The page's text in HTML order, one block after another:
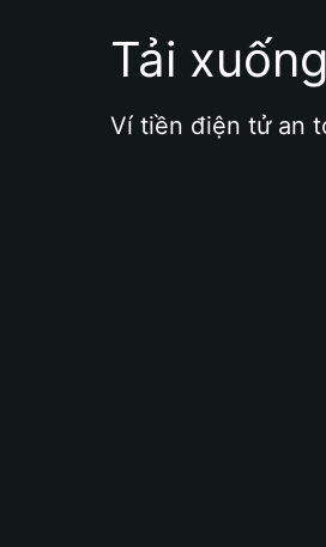
Tải
Ví tiền điện tử an